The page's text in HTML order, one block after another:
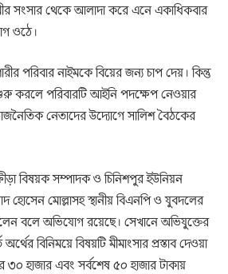
সংসার থেকে আলাদা করে এনে একাধিকবার
ওঠে।
পরিবার নাইমকে বিয়ের জন্য চাপ দেয়। কিন্তু
শুরু করলে পরিবারটি আইনি পদক্ষেপ নেওয়ার
নেতাদের উদ্যোগে সালিশ বৈঠকের
বিষয়ক সম্পাদক ও চিনিশপুর ইউনিয়ন
মোল্লাসহ স্থানীয় বিএনপি ও যুবদলের
বলে অভিযোগ রয়েছে। সেখানে অভিযুক্তের
বিনিময়ে বিষয়টি মীমাংসার প্রস্তাব দেওয়া
৩০ হাজার এবং সর্বশেষ ৫০ হাজার টাকায়